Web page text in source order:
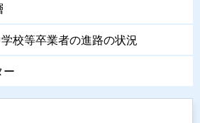
校等卒業者の進路の状況
ー